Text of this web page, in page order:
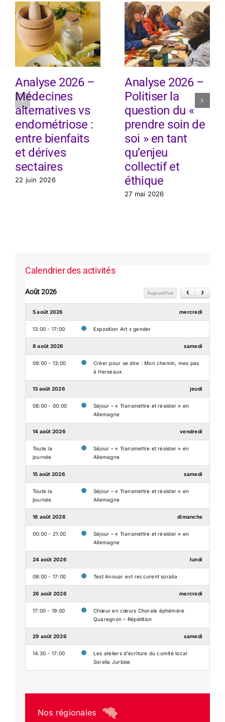
Analyse 2026 –
Médecines
alternatives vs
endométriose :
entre bienfaits
et dérives
sectaires
22 juin 2026
Analyse 2026 –
Politiser la
question du «
prendre soin de
soi » en tant
qu’enjeu
collectif et
éthique
27 mai 2026
Calendrier des activités
Août 2026 Aujourd'hui
5 août 2026 mercredi
13:00 - 17:00 Exposition Art x gender
8 août 2026 samedi
09:00 - 13:00
Créer pour se dire : Mon chemin, mes pas
à Herseaux
13 août 2026 jeudi
08:00 - 00:00
Séjour – « Transmettre et résister » en
Allemagne
14 août 2026 vendredi
Toute la
journée
Séjour – « Transmettre et résister » en
Allemagne
15 août 2026 samedi
Toute la
journée
Séjour – « Transmettre et résister » en
Allemagne
16 août 2026 dimanche
00:00 - 21:00
Séjour – « Transmettre et résister » en
Allemagne
24 août 2026 lundi
08:00 - 17:00 Test Anouar evt reccurent soralia
26 août 2026 mercredi
17:00 - 19:00
Chœur en cœurs Chorale éphémère
Quaregnon – Répétition
29 août 2026 samedi
14:30 - 17:00
Les ateliers d’écriture du comité local
Soralia Jurbise
Nos régionales